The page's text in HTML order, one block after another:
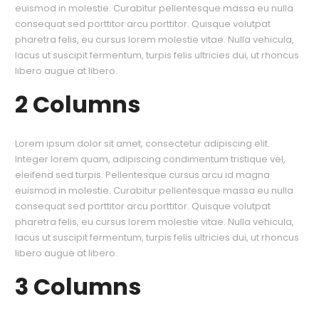
euismod in molestie. Curabitur pellentesque massa eu nulla
consequat sed porttitor arcu porttitor. Quisque volutpat
pharetra felis, eu cursus lorem molestie vitae. Nulla vehicula,
lacus ut suscipit fermentum, turpis felis ultricies dui, ut rhoncus
libero augue at libero.
2 Columns
Lorem ipsum dolor sit amet, consectetur adipiscing elit.
Integer lorem quam, adipiscing condimentum tristique vel,
eleifend sed turpis. Pellentesque cursus arcu id magna
euismod in molestie. Curabitur pellentesque massa eu nulla
consequat sed porttitor arcu porttitor. Quisque volutpat
pharetra felis, eu cursus lorem molestie vitae. Nulla vehicula,
lacus ut suscipit fermentum, turpis felis ultricies dui, ut rhoncus
libero augue at libero.
3 Columns